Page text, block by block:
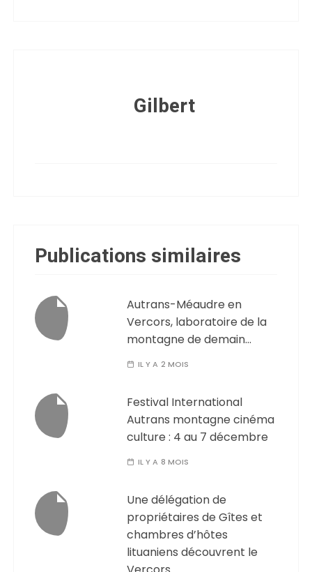
Gilbert
Publications similaires
Autrans-Méaudre en
Vercors, laboratoire de la
montagne de demain…
IL Y A 2 MOIS
Festival International
Autrans montagne cinéma
culture : 4 au 7 décembre
IL Y A 8 MOIS
Une délégation de
propriétaires de Gîtes et
chambres d’hôtes
lituaniens découvrent le